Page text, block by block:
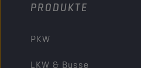
PRODUKTE
PKW
LKW & Busse